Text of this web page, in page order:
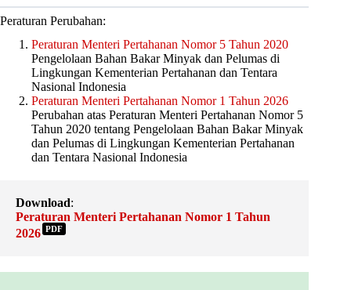
Peraturan Perubahan:
Peraturan Menteri Pertahanan Nomor 5 Tahun 2020
Pengelolaan Bahan Bakar Minyak dan Pelumas di
Lingkungan Kementerian Pertahanan dan Tentara
Nasional Indonesia
Peraturan Menteri Pertahanan Nomor 1 Tahun 2026
Perubahan atas Peraturan Menteri Pertahanan Nomor 5
Tahun 2020 tentang Pengelolaan Bahan Bakar Minyak
dan Pelumas di Lingkungan Kementerian Pertahanan
dan Tentara Nasional Indonesia
Download:
Peraturan Menteri Pertahanan Nomor 1 Tahun
2026 PDF